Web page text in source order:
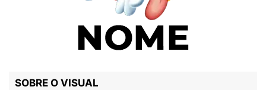
SOBRE O VISUAL